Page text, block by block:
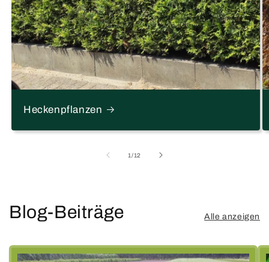
Heckenpflanzen
1/von
12
Blog-Beiträge Alle anzeigen